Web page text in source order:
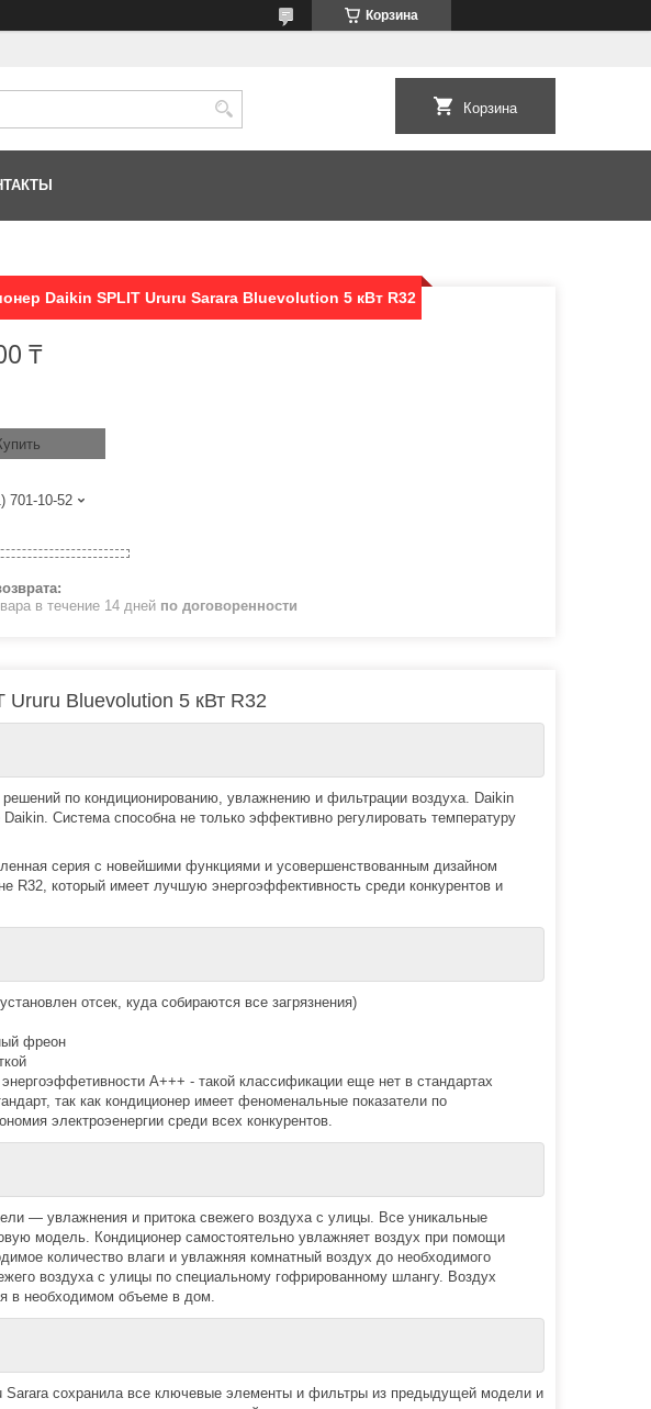
Корзина
Корзина
Daikin SPLIT Ururu Sarara Bluevolution 5 кВт R32
₸
701-10-52
в течение 14 дней по договоренности
Ururu Bluevolution 5 кВт R32
по кондиционированию, увлажнению и фильтрации воздуха. Daikin
Система способна не только эффективно регулировать температуру
серия с новейшими функциями и усовершенствованным дизайном
R32, который имеет лучшую энергоэффективность среди конкурентов и
отсек, куда собираются все загрязнения)
фреон
A+++ - такой классификации еще нет в стандартах
так как кондиционер имеет феноменальные показатели по
электроэенeргии среди всех конкурентов.
— увлажнения и притока свежего воздуха с улицы. Все уникальные
модель. Кондиционер самостоятельно увлажняет воздух при помощи
количество влаги и увлажняя комнатный воздух до необходимого
воздуха с улицы по специальному гофрированному шлангу. Воздух
в необходимом объеме в дом.
Sarara сохранила все ключевые элементы и фильтры из предыдущей модели и